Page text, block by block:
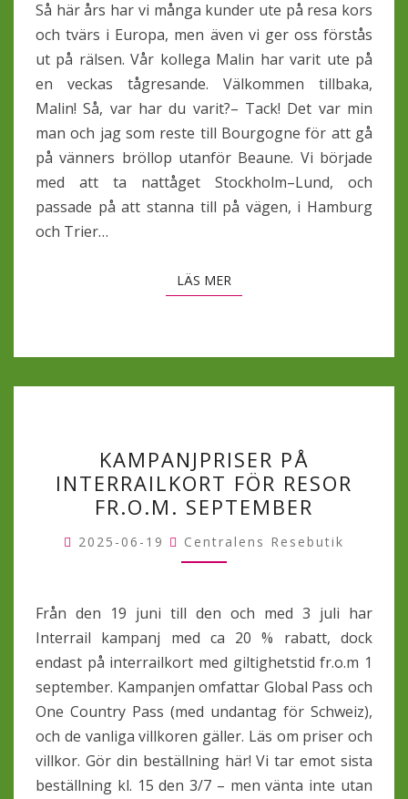
Så här års har vi många kunder ute på resa kors
och tvärs i Europa, men även vi ger oss förstås
ut på rälsen. Vår kollega Malin har varit ute på
en veckas tågresande. Välkommen tillbaka,
Malin! Så, var har du varit?– Tack! Det var min
man och jag som reste till Bourgogne för att gå
på vänners bröllop utanför Beaune. Vi började
med att ta nattåget Stockholm–Lund, och
passade på att stanna till på vägen, i Hamburg
och Trier…
LÄS MER
PÅ
INTERRAILKORT
FÖR
RESOR
FR.O.M.
KAMPANJPRISER PÅ
INTERRAILKORT FÖR RESOR
FR.O.M. SEPTEMBER
2025-06-19 Centralens Resebutik
Från den 19 juni till den och med 3 juli har
Interrail kampanj med ca 20 % rabatt, dock
endast på interrailkort med giltighetstid fr.o.m 1
september. Kampanjen omfattar Global Pass och
One Country Pass (med undantag för Schweiz),
och de vanliga villkoren gäller. Läs om priser och
villkor. Gör din beställning här! Vi tar emot sista
beställning kl. 15 den 3/7 – men vänta inte utan